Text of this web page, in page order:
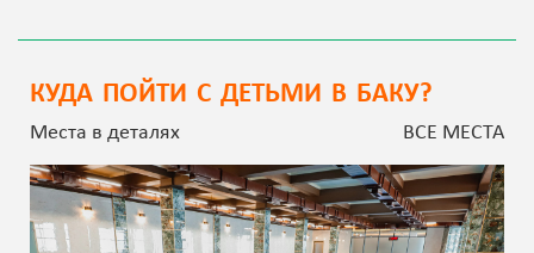
КУДА ПОЙТИ С ДЕТЬМИ В БАКУ?
Места в деталях ВСЕ МЕСТА